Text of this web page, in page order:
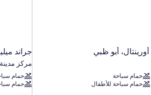
أبو ظبي
حمام سباحة
حمام سباحة للأطفال
جراند
مركز
حمام
حمام